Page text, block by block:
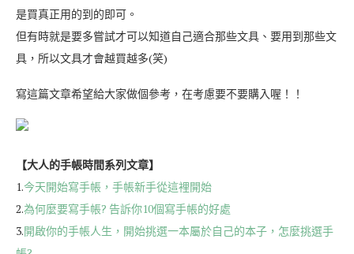
是買真正用的到的即可。
但有時就是要多嘗試才可以知道自己適合那些文具、要用到那些文
具，所以文具才會越買越多(笑)
寫這篇文章希望給大家做個參考，在考慮要不要購入喔！！
【大人的手帳時間系列文章】
1.今天開始寫手帳，手帳新手從這裡開始
2.為何麼要寫手帳? 告訴你10個寫手帳的好處
3.開啟你的手帳人生，開始挑選一本屬於自己的本子，怎麼挑選手